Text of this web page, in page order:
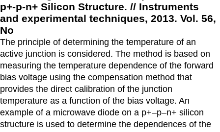
p+-p-n+ Silicon Structure. // Instruments
and experimental techniques, 2013. Vol. 56,
No
The principle of determining the temperature of an
active junction is considered. The method is based on
measuring the temperature dependence of the forward
bias voltage using the compensation method that
provides the direct calibration of the junction
temperature as a function of the bias voltage. An
example of a microwave diode on a p+–p–n+ silicon
structure is used to determine the dependences of the